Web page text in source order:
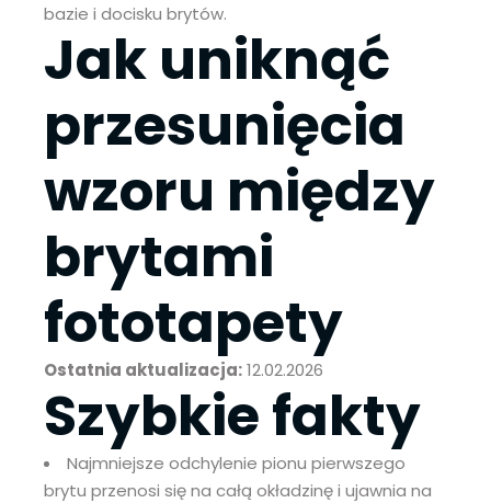
bazie i docisku brytów.
Jak uniknąć
przesunięcia
wzoru między
brytami
fototapety
Ostatnia aktualizacja:12.02.2026
Szybkie fakty
Najmniejsze odchylenie pionu pierwszego
brytu przenosi się na całą okładzinę i ujawnia na